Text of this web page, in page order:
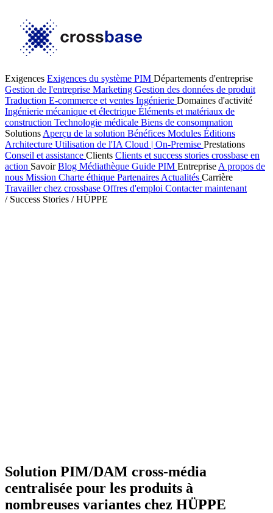
Exigences Exigences du système PIM Départements d'entreprise
Gestion de l'entreprise Marketing Gestion des données de produit
Traduction E-commerce et ventes Ingénierie Domaines d'activité
Ingénierie mécanique et électrique Éléments et matériaux de
construction Technologie médicale Biens de consommation
Solutions Aperçu de la solution Bénéfices Modules Éditions
Architecture Utilisation de l'IA Cloud | On-Premise Prestations
Conseil et assistance Clients Clients et success stories crossbase en
action SavoirBlog Médiathèque Guide PIM Entreprise A propos de
nous Mission Charte éthique Partenaires Actualités Carrière
Travailler chez crossbase Offres d'emploi Contacter maintenant
/ Success Stories / HÜPPE
Solution PIM/DAM cross-média
centralisée pour les produits à
nombreuses variantes chez HÜPPE